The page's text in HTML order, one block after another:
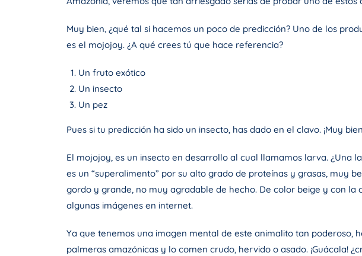
Muy bien, ¿qué tal si hacemos un poco de predicción? Uno de los
es el mojojoy. ¿A qué crees tú que hace referencia?
Un fruto exótico
Un insecto
Un pez
Pues si tu predicción ha sido un insecto, has dado en el clavo. ¡Muy
El mojojoy, es un insecto en desarrollo al cual llamamos larva. ¿Una
es un “superalimento” por su alto grado de proteínas y grasas, muy
gordo y grande, no muy agradable de hecho. De color beige y con la
algunas imágenes en internet.
Ya que tenemos una imagen mental de este animalito tan poderoso,
palmeras amazónicas y lo comen crudo, hervido o asado. ¡Guácala!